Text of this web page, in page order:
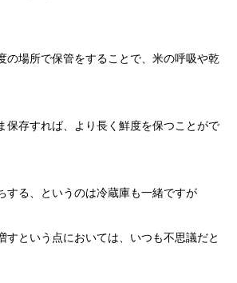
の場所で保管をすることで、米の呼吸や乾
保存すれば、より長く鮮度を保つことがで
する、というのは冷蔵庫も一緒ですが
すという点においては、いつも不思議だと